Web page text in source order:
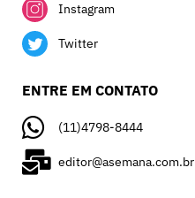
Instagram
Twitter
ENTRE EM CONTATO
(11)4798-8444
editor@asemana.com.br